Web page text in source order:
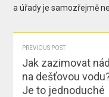
a úřady je samozřejmě
PREVIOUS POST
Jak zazimovat
na dešťovou
Je to jednoduché